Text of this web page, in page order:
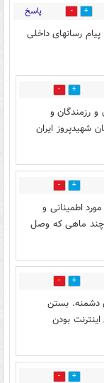
14 پاسخ
رسانهای داخلی
9
و رزمندگان و
شهیدپروز ایران
0
اطمینانی و
چند ماهی که وصل
1
دشمنه. بستن
بودن
1